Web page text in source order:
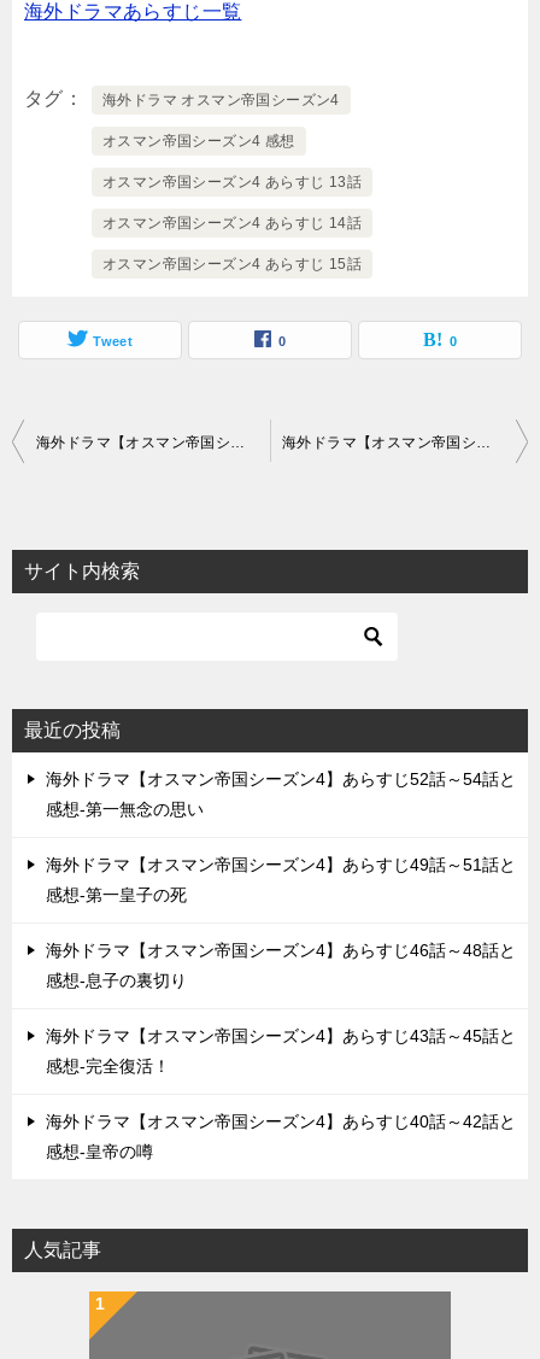
海外ドラマあらすじ一覧
タグ 海外ドラマ オスマン帝国シーズン4
オスマン帝国シーズン4 感想
オスマン帝国シーズン4 あらすじ 13話
オスマン帝国シーズン4 あらすじ 14話
オスマン帝国シーズン4 あらすじ 15話
Tweet 0 0
投
ビ
ゲ
ョ
ン
海外ドラマ【オスマン帝国シーズン4】あらすじ10話～12話と感想-我を忘れたリュステム 海外ドラマ【オスマン帝国シーズン4】あらすじ16話～18話と感想-側女の出産
サイト内検索
最近の投稿
海外ドラマ【オスマン帝国シーズン4】あらすじ52話～54話と
感想-第一無念の思い
海外ドラマ【オスマン帝国シーズン4】あらすじ49話～51話と
感想-第一皇子の死
海外ドラマ【オスマン帝国シーズン4】あらすじ46話～48話と
感想-息子の裏切り
海外ドラマ【オスマン帝国シーズン4】あらすじ43話～45話と
感想-完全復活！
海外ドラマ【オスマン帝国シーズン4】あらすじ40話～42話と
感想-皇帝の噂
人気記事